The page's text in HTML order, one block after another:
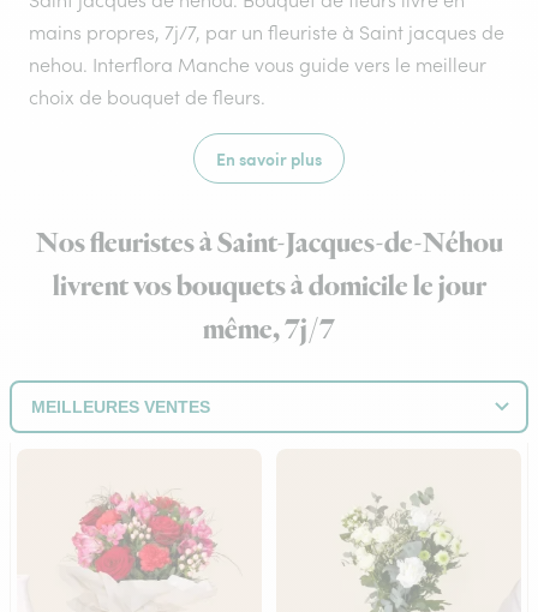
mains propres, 7j/7, par un fleuriste à Saint jacques de
nehou. Interflora Manche vous guide vers le meilleur
choix de bouquet de fleurs.
En savoir plus
Nos fleuristes à Saint-Jacques-de-Néhou
livrent vos bouquets à domicile le jour
même, 7j/7